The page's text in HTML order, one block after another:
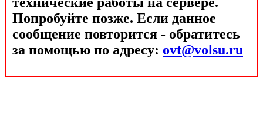
Попробуйте позже. Если данное
сообщение повторится - обратитесь
за помощью по адресу: ovt@volsu.ru